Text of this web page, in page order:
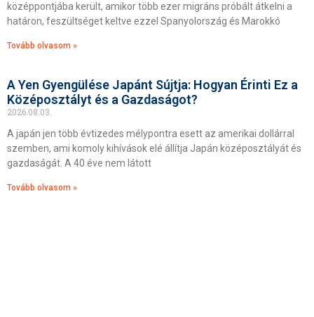
középpontjába került, amikor több ezer migráns próbált átkelni a
határon, feszültséget keltve ezzel Spanyolország és Marokkó
Tovább olvasom »
A Yen Gyengülése Japánt Sújtja: Hogyan Érinti Ez a
Középosztályt és a Gazdaságot?
2026.08.03.
A japán jen több évtizedes mélypontra esett az amerikai dollárral
szemben, ami komoly kihívások elé állítja Japán középosztályát és
gazdaságát. A 40 éve nem látott
Tovább olvasom »